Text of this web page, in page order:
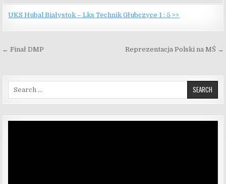
UKS Hubal Białystok – Lks Technik Głubczyce 1 : 5 >>
Nawigacja wpisu Reprezentacja Polski na MŚ →
← Finał DMP
Search for: